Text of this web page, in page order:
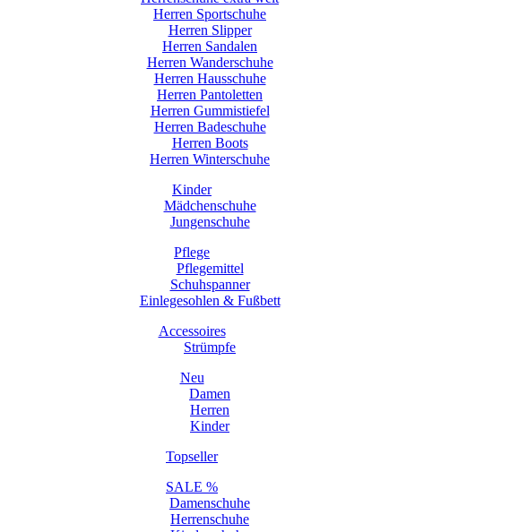
Herren Sportschuhe
Herren Slipper
Herren Sandalen
Herren Wanderschuhe
Herren Hausschuhe
Herren Pantoletten
Herren Gummistiefel
Herren Badeschuhe
Herren Boots
Herren Winterschuhe
Kinder
Mädchenschuhe
Jungenschuhe
Pflege
Pflegemittel
Schuhspanner
Einlegesohlen & Fußbett
Accessoires
Strümpfe
Neu
Damen
Herren
Kinder
Topseller
SALE %
Damenschuhe
Herrenschuhe